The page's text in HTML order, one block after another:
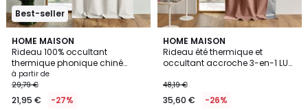
Best-seller
HOME MAISON
Rideau 100% occultant
thermique phonique chiné
MIDNIGHT - QABANE
Prix
à
partir
à partir de
29,79 €
21,95 € -27%
3,9
/ 5
10
Couleurs
HOME MAISON
Rideau été thermique et
occultant accroche 3-en-1 LUZ
48,19 €
35,60 € -26%
6
Couleurs